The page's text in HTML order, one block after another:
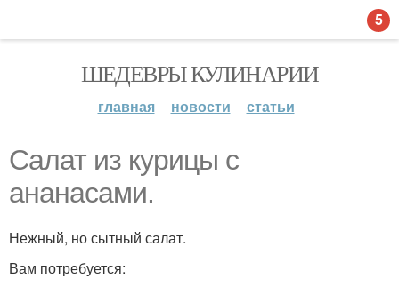
ШЕДЕВРЫ КУЛИНАРИИ
главная новости статьи
Салат из курицы с
ананасами.
Нежный, но сытный салат.
Вам потребуется:
5